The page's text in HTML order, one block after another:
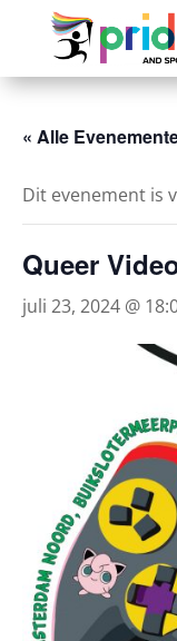
« Alle
Dit evenement is
Queer
juli 23, 2024 @